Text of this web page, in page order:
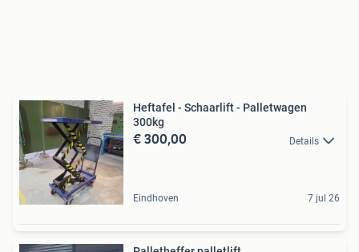
Heftafel - Schaarlift - Palletwagen
300kg
€ 300,00 Details
Eindhoven 7 jul 26